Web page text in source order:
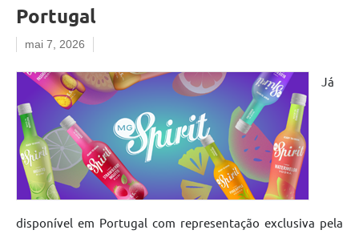
Portugal
mai 7, 2026
Já
disponível em Portugal com representação exclusiva pela